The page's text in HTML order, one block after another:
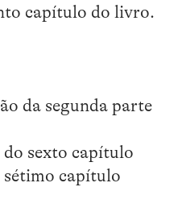
capítulo do livro.
da segunda parte
do sexto capítulo
sétimo capítulo